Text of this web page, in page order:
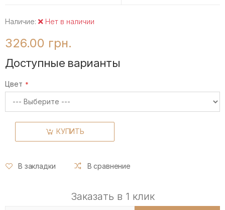
Наличие: Нет в наличии
326.00 грн.
Доступные варианты
Цвет
КУПИТЬ
В закладки В сравнение
Заказать в 1 клик